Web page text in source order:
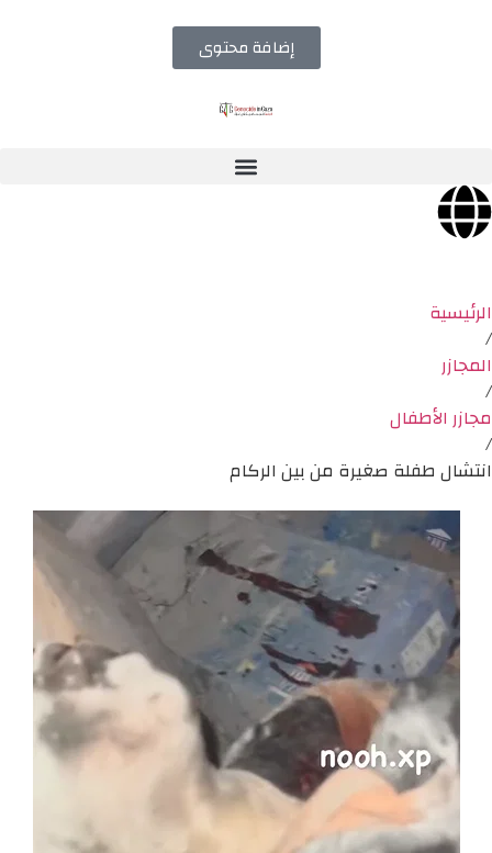
إضافة محتوى
الرئيسية
/
المجازر
/
مجازر الأطفال
/
انتشال طفلة صغيرة من بين الركام